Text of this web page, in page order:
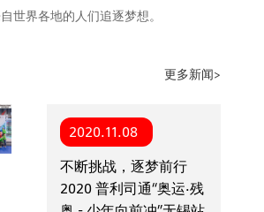
世界各地的人们追逐梦想。
更多新闻>
2020.11.08
不断挑战，逐梦前行
2020 普利司通“奥运·残